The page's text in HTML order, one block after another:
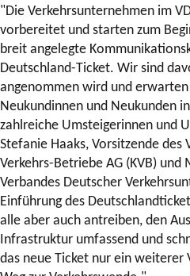
"Die Verkehrsunternehmen im
vorbereitet und starten zum
breit angelegte
Deutschland-Ticket. Wir sind
angenommen wird und
Neukundinnen und Neukunden
zahlreiche Umsteigerinnen und
Stefanie Haaks, Vorsitzende des
Verkehrs-Betriebe AG (KVB) und
Verbandes Deutscher
Einführung des
alle aber auch antreiben, den
Infrastruktur umfassend und
das neue Ticket nur ein weiterer